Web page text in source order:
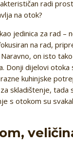
radi
na otok?
jedinica za rad
na rad,
on isto
Donji dijelovi
kuhinjske
skladištenje,
s otokom su